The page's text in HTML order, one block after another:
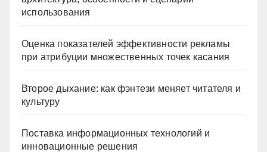
использования
Оценка показателей эффективности рекламы
при атрибуции множественных точек касания
Второе дыхание: как фэнтези меняет читателя и
культуру
Поставка информационных технологий и
инновационные решения